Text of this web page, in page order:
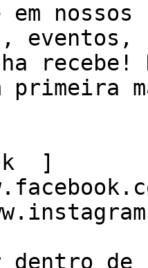
em
eventos,
primeira